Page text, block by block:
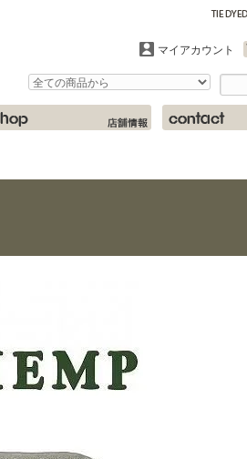
マイアカウント